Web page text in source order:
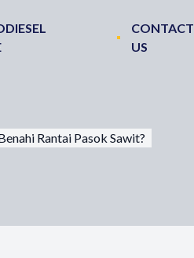
CONTACT
US
Rantai Pasok Sawit?